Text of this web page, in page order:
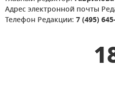
Адрес электронной почты
Телефон Редакции: 7 (495)